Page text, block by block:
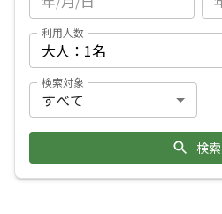
利用人数
検索対象
検索